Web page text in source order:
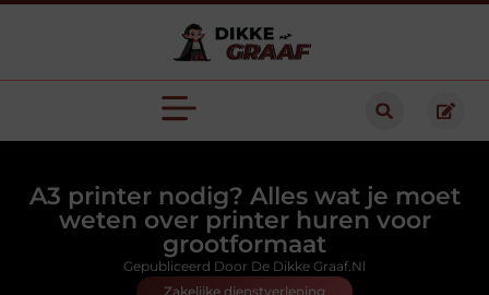
A3 printer nodig? Alles wat je moet
weten over printer huren voor
grootformaat
Zakelijke dienstverlening
Gepubliceerd Door De Dikke Graaf.nl